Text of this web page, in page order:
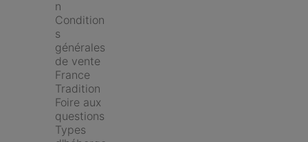
n
Condition
s
générales
de vente
France
Tradition
Foire aux
questions
Types